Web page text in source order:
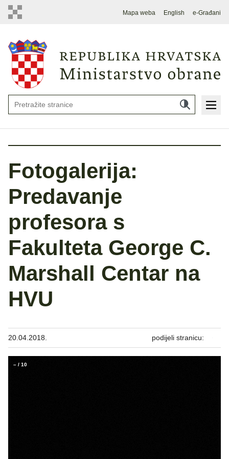
Mapa weba English e-Građani
Fotogalerija:
Predavanje
profesora s
Fakulteta George C.
Marshall Centar na
HVU
20.04.2018. podijeli stranicu:
– / 10